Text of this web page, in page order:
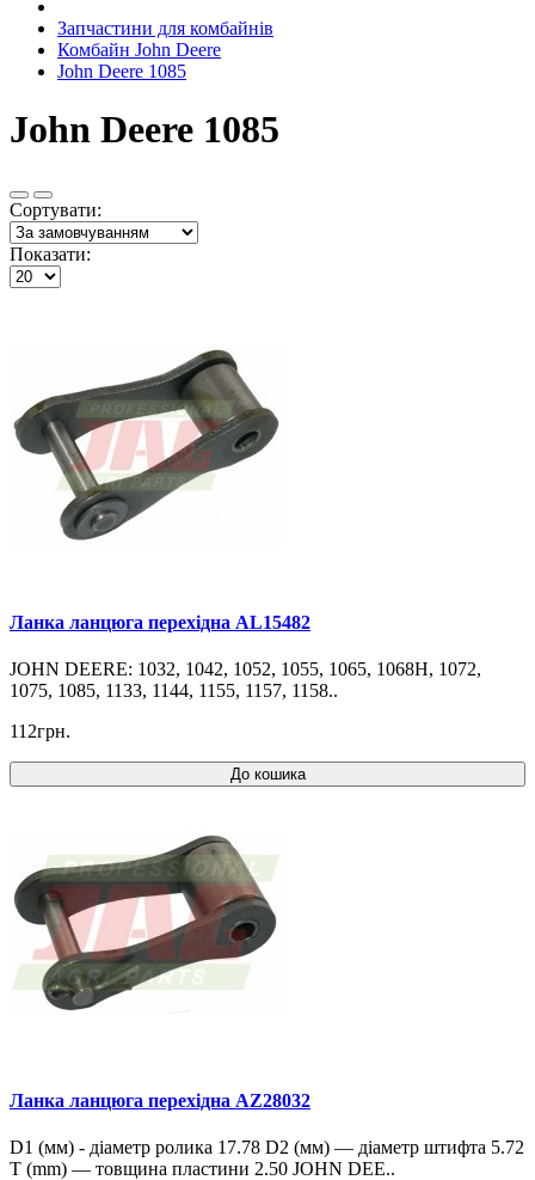
Запчастини для комбайнів
Комбайн John Deere
John Deere 1085
John Deere 1085
Сортувати:
Показати:
Ланка ланцюга перехідна AL15482
JOHN DEERE: 1032, 1042, 1052, 1055, 1065, 1068H, 1072,
1075, 1085, 1133, 1144, 1155, 1157, 1158..
112грн.
До кошика
Ланка ланцюга перехідна AZ28032
D1 (мм) - діаметр ролика 17.78 D2 (мм) — діаметр штифта 5.72
T (mm) — товщина пластини 2.50 JOHN DEE..